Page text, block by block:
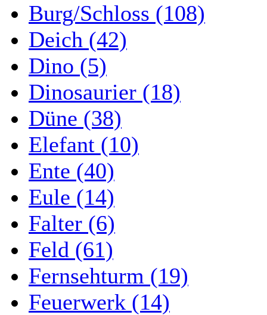
Burg/Schloss (108)
Deich (42)
Dino (5)
Dinosaurier (18)
Düne (38)
Elefant (10)
Ente (40)
Eule (14)
Falter (6)
Feld (61)
Fernsehturm (19)
Feuerwerk (14)